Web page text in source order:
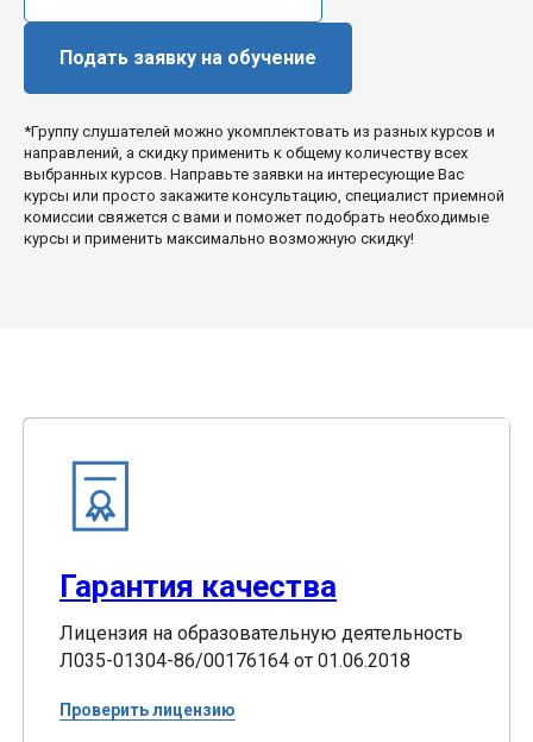
Подать заявку на обучение
*Группу слушателей можно укомплектовать из разных курсов и
направлений, а скидку применить к общему количеству всех
выбранных курсов. Направьте заявки на интересующие Вас
курсы или просто закажите консультацию, специалист приемной
комиссии свяжется с вами и поможет подобрать необходимые
курсы и применить максимально возможную скидку!
Гарантия качества
Лицензия на образовательную деятельность
Л035-01304-86/00176164 от 01.06.2018
Проверить лицензию